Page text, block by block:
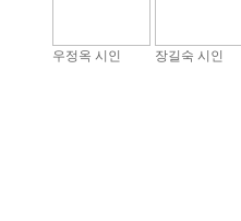
우정옥 시인 장길숙 시인